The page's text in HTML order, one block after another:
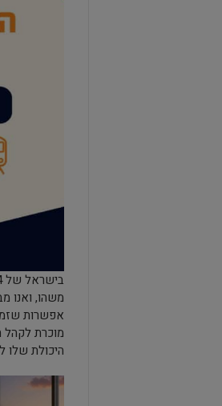
משהו, ואנו
אפשרות
מוכרת לקהל
היכולת שלו